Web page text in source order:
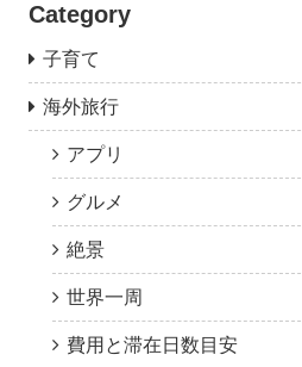
Category
子育て
海外旅行
アプリ
グルメ
絶景
世界一周
費用と滞在日数目安